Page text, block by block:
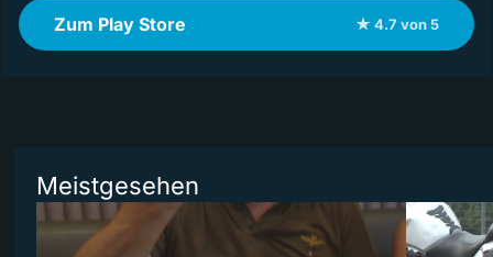
Zum Play Store ★ 4.7 von 5
Meistgesehen